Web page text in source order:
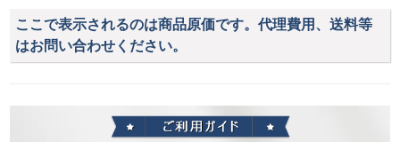
ここで表示されるのは商品原価です。代理費用、送料等
はお問い合わせください。